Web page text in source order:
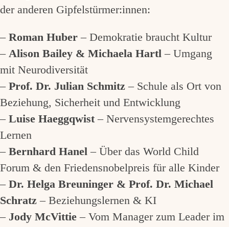
der anderen Gipfelstürmer:innen:
– Roman Huber – Demokratie braucht Kultur
– Alison Bailey & Michaela Hartl – Umgang
mit Neurodiversität
– Prof. Dr. Julian Schmitz – Schule als Ort von
Beziehung, Sicherheit und Entwicklung
– Luise Haeggqwist – Nervensystemgerechtes
Lernen
– Bernhard Hanel – Über das World Child
Forum & den Friedensnobelpreis für alle Kinder
– Dr. Helga Breuninger & Prof. Dr. Michael
Schratz – Beziehungslernen & KI
– Jody McVittie – Vom Manager zum Leader im